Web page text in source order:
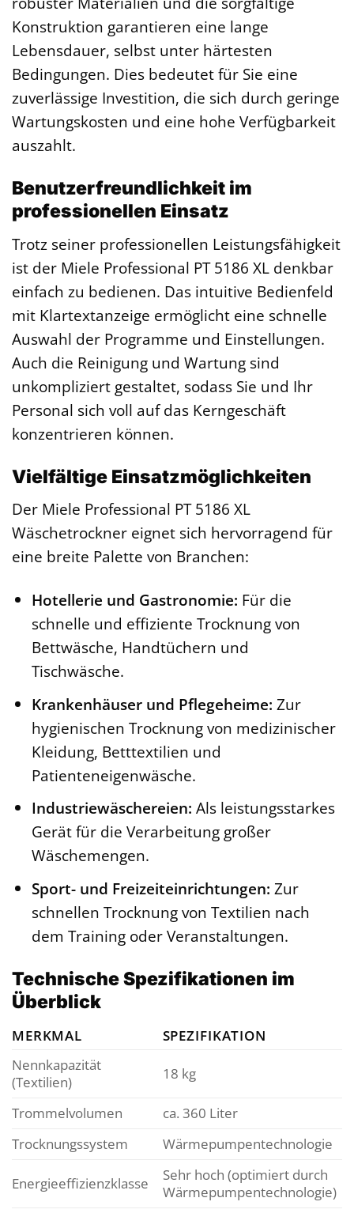
Konstruktion garantieren eine lange
Lebensdauer, selbst unter härtesten
Bedingungen. Dies bedeutet für Sie eine
zuverlässige Investition, die sich durch geringe
Wartungskosten und eine hohe Verfügbarkeit
auszahlt.
Benutzerfreundlichkeit im
professionellen Einsatz
Trotz seiner professionellen Leistungsfähigkeit
ist der Miele Professional PT 5186 XL denkbar
einfach zu bedienen. Das intuitive Bedienfeld
mit Klartextanzeige ermöglicht eine schnelle
Auswahl der Programme und Einstellungen.
Auch die Reinigung und Wartung sind
unkompliziert gestaltet, sodass Sie und Ihr
Personal sich voll auf das Kerngeschäft
konzentrieren können.
Vielfältige Einsatzmöglichkeiten
Der Miele Professional PT 5186 XL
Wäschetrockner eignet sich hervorragend für
eine breite Palette von Branchen:
Hotellerie und Gastronomie: Für die
schnelle und effiziente Trocknung von
Bettwäsche, Handtüchern und
Tischwäsche.
Krankenhäuser und Pflegeheime: Zur
hygienischen Trocknung von medizinischer
Kleidung, Betttextilien und
Patienteneigenwäsche.
Industriewäschereien: Als leistungsstarkes
Gerät für die Verarbeitung großer
Wäschemengen.
Sport- und Freizeiteinrichtungen: Zur
schnellen Trocknung von Textilien nach
dem Training oder Veranstaltungen.
Technische Spezifikationen im
Überblick
MERKMAL
SPEZIFIKATION
Nennkapazität
(Textilien)
18 kg
Trommelvolumen
ca. 360 Liter
Trocknungssystem
Wärmepumpentechnologie
Energieeffizienzklasse
Sehr hoch (optimiert durch
Wärmepumpentechnologie)